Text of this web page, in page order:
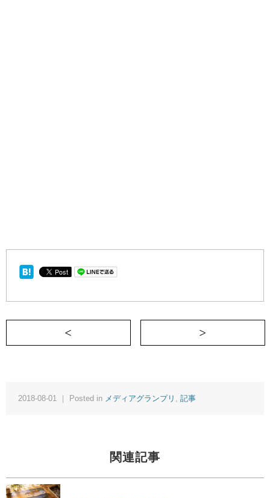
2018-08-01 ｜ Posted in メディアグランプリ , 記事
関連記事